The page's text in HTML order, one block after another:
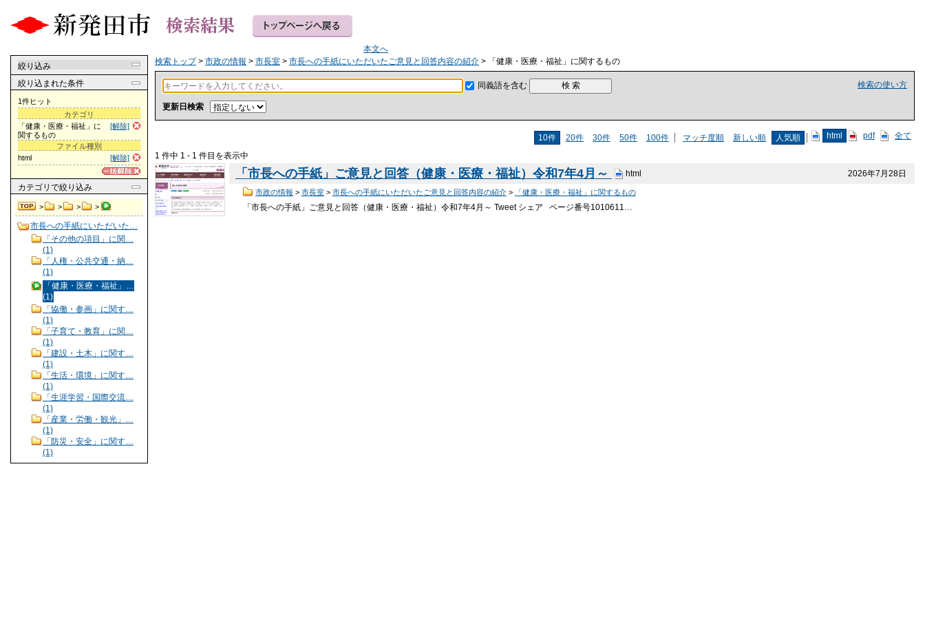
本文へ
絞り込み
絞り込まれた条件
1件ヒット
カテゴリ
[解除]
「健康・医療・福祉」に
関するもの
ファイル種別
[解除]
html
カテゴリ で絞り込み
> > > >
市長への手紙にいただいた…
「その他の項目」に関…
(1)
「人権・公共交通・納…
(1)
「健康・医療・福祉」…
(1)
「協働・参画」に関す…
(1)
「子育て・教育」に関…
(1)
「建設・土木」に関す…
(1)
「生活・環境」に関す…
(1)
「生涯学習・国際交流…
(1)
「産業・労働・観光」…
(1)
「防災・安全」に関す…
(1)
検索トップ> 市政の情報 > 市長室 > 市長への手紙にいただいたご意見と回答内容の紹介 > 「健康・医療・福祉」に関するもの
検索の使い方
同義語を含む
更新日検索
10件 20件 30件 50件 100件 マッチ度順 新しい順 人気順 html pdf 全て
1 件中 1 - 1 件目を表示中
2026年7月28日
「市長への手紙」ご意見と回答（健康・医療・福祉）令和7年4月～ html
市政の情報 > 市長室> 市長への手紙にいただいたご意見と回答内容の紹介> 「健康・医療・福祉」に関するもの
「市長への手紙」ご意見と回答（健康・医療・福祉）令和7年4月～ Tweet シェア ページ番号1010611…